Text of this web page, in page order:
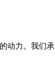
动力。我们承